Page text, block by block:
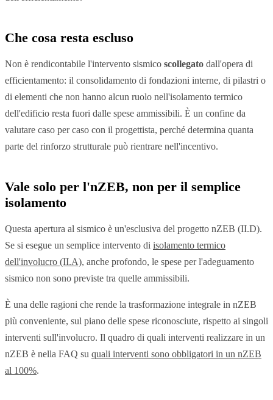
Che cosa resta escluso
Non è rendicontabile l'intervento sismico scollegato dall'opera di
efficientamento: il consolidamento di fondazioni interne, di pilastri o
di elementi che non hanno alcun ruolo nell'isolamento termico
dell'edificio resta fuori dalle spese ammissibili. È un confine da
valutare caso per caso con il progettista, perché determina quanta
parte del rinforzo strutturale può rientrare nell'incentivo.
Vale solo per l'nZEB, non per il semplice
isolamento
Questa apertura al sismico è un'esclusiva del progetto nZEB (II.D).
Se si esegue un semplice intervento di isolamento termico
dell'involucro (II.A), anche profondo, le spese per l'adeguamento
sismico non sono previste tra quelle ammissibili.
È una delle ragioni che rende la trasformazione integrale in nZEB
più conveniente, sul piano delle spese riconosciute, rispetto ai singoli
interventi sull'involucro. Il quadro di quali interventi realizzare in un
nZEB è nella FAQ su quali interventi sono obbligatori in un nZEB
al 100%.